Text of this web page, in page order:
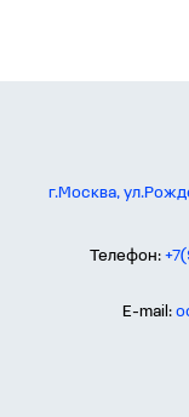
г.Москва,
Телефон:
E-mail: